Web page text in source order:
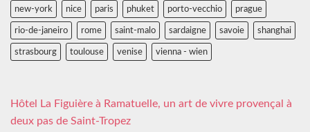
new-york nice paris phuket porto-vecchio prague
rio-de-janeiro rome saint-malo sardaigne savoie shanghai
strasbourg toulouse venise vienna - wien
Hôtel La Figuière à Ramatuelle, un art de vivre provençal à
deux pas de Saint-Tropez